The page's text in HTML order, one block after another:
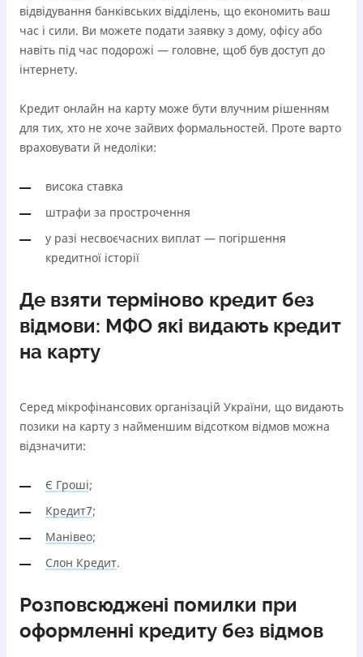
відвідування банківських відділень, що економить ваш
час і сили. Ви можете подати заявку з дому, офісу або
навіть під час подорожі — головне, щоб був доступ до
інтернету.
Кредит онлайн на карту може бути влучним рішенням
для тих, хто не хоче зайвих формальностей. Проте варто
враховувати й недоліки:
висока ставка
штрафи за прострочення
у разі несвоєчасних виплат — погіршення
кредитної історії
Де взяти терміново кредит без
відмови: МФО які видають кредит
на карту
Серед мікрофінансових організацій України, що видають
позики на карту з найменшим відсотком відмов можна
відзначити:
Є Гроші;
Кредит7;
Манівео;
Слон Кредит.
Розповсюджені помилки при
оформленні кредиту без відмов